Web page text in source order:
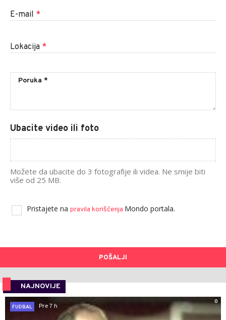
E-mail *
Lokacija *
Ubacite video ili foto
Možete da ubacite do 3 fotografije ili videa. Ne smije biti
više od 25 MB.
Pristajete na pravila korišćenja Mondo portala.
POŠALJI
NAJNOVIJE
0
FUDBAL
Pre 7 h